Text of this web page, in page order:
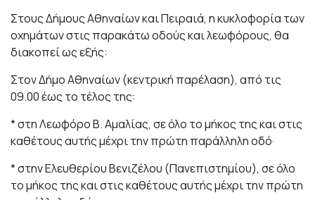
Στους Δήμους Αθηναίων και Πειραιά, η κυκλοφορία των
οχημάτων στις παρακάτω οδούς και λεωφόρους, θα
διακοπεί ως εξής:
Στον Δήμο Αθηναίων (κεντρική παρέλαση), από τις
09.00 έως το τέλος της:
* στη Λεωφόρο Β. Αμαλίας, σε όλο το μήκος της και στις
καθέτους αυτής μέχρι την πρώτη παράλληλη οδό·
* στην Ελευθερίου Βενιζέλου (Πανεπιστημίου), σε όλο
το μήκος της και στις καθέτους αυτής μέχρι την πρώτη